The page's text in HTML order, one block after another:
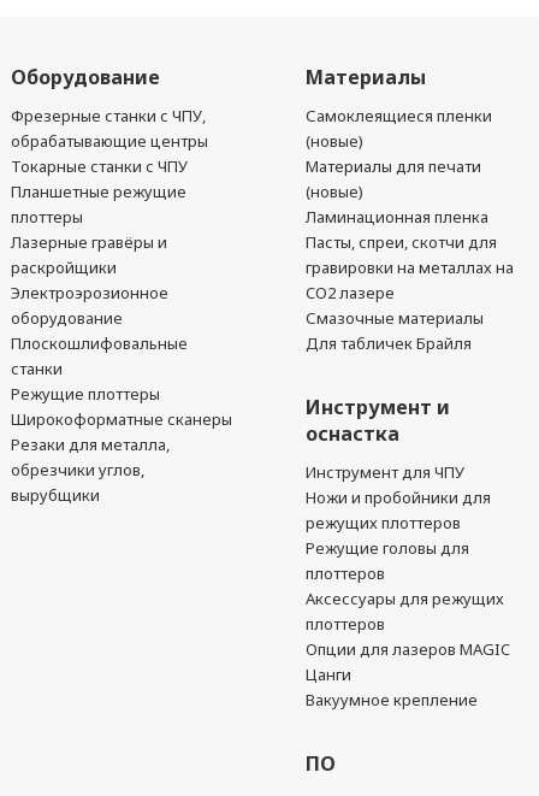
Оборудование
Фрезерные станки с ЧПУ,
обрабатывающие центры
Токарные станки с ЧПУ
Планшетные режущие
плоттеры
Лазерные гравёры и
раскройщики
Электроэрозионное
оборудование
Плоскошлифовальные
станки
Режущие плоттеры
Широкоформатные сканеры
Резаки для металла,
обрезчики углов,
вырубщики
Материалы
Самоклеящиеся пленки
(новые)
Материалы для печати
(новые)
Ламинационная пленка
Пасты, спреи, скотчи для
гравировки на металлах на
CO2 лазере
Смазочные материалы
Для табличек Брайля
Инструмент и
оснастка
Инструмент для ЧПУ
Ножи и пробойники для
режущих плоттеров
Режущие головы для
плоттеров
Аксессуары для режущих
плоттеров
Опции для лазеров MAGIC
Цанги
Вакуумное крепление
ПО